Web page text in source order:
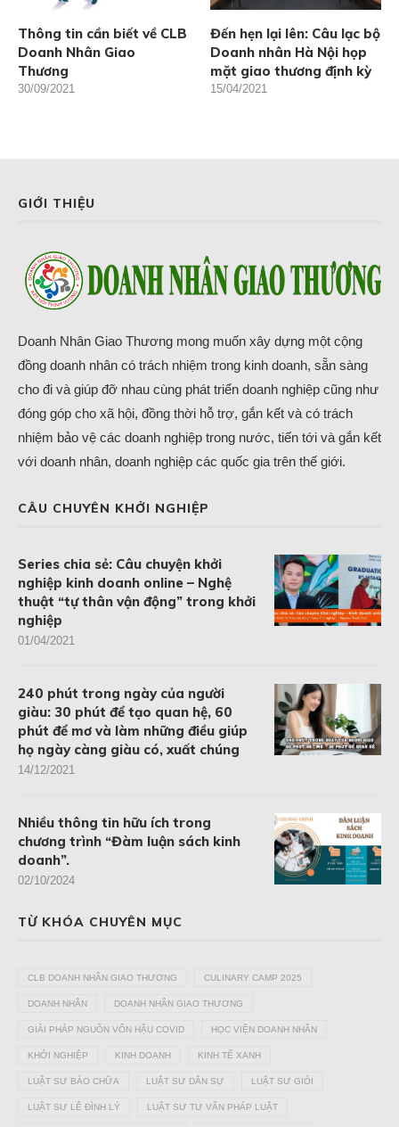
Thông tin cần biết về CLB
Doanh Nhân Giao
Thương
30/09/2021
Đến hẹn lại lên: Câu lạc bộ
Doanh nhân Hà Nội họp
mặt giao thương định kỳ
15/04/2021
GIỚI THIỆU
Doanh Nhân Giao Thương mong muốn xây dựng một cộng
đồng doanh nhân có trách nhiệm trong kinh doanh, sẵn sàng
cho đi và giúp đỡ nhau cùng phát triển doanh nghiệp cũng như
đóng góp cho xã hội, đồng thời hỗ trợ, gắn kết và có trách
nhiệm bảo vệ các doanh nghiệp trong nước, tiến tới và gắn kết
với doanh nhân, doanh nghiệp các quốc gia trên thế giới.
CÂU CHUYÊN KHỞI NGHIỆP
Series chia sẻ: Câu chuyện khởi
nghiệp kinh doanh online – Nghệ
thuật “tự thân vận động” trong khởi
nghiệp
01/04/2021
240 phút trong ngày của người
giàu: 30 phút để tạo quan hệ, 60
phút để mơ và làm những điều giúp
họ ngày càng giàu có, xuất chúng
14/12/2021
Nhiều thông tin hữu ích trong
chương trình “Đàm luận sách kinh
doanh”.
02/10/2024
TỪ KHÓA CHUYÊN MỤC
CLB DOANH NHÂN GIAO THƯƠNG CULINARY CAMP 2025
DOANH NHÂN DOANH NHÂN GIAO THƯƠNG
GIẢI PHÁP NGUỒN VỐN HẬU COVID HỌC VIỆN DOANH NHÂN
KHỞI NGHIỆP KINH DOANH KINH TẾ XANH
LUẬT SƯ BÀO CHỮA LUẬT SƯ DÂN SỰ LUẬT SƯ GIỎI
LUẬT SƯ LÊ ĐÌNH LÝ LUẬT SƯ TƯ VẤN PHÁP LUẬT